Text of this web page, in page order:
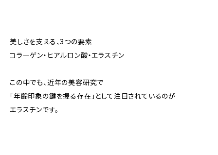
美しさを支える、3つの要素
コラーゲン・ヒアルロン酸・エラスチン
この中でも、近年の美容研究で
「年齢印象の鍵を握る存在」として注目されているのが
エラスチンです。